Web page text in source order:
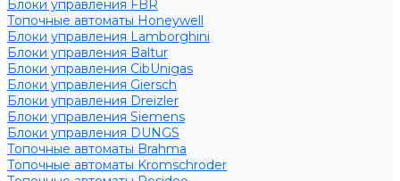
Блоки управления FBR
Топочные автоматы Honeywell
Блоки управления Lamborghini
Блоки управления Baltur
Блоки управления CibUnigas
Блоки управления Giersch
Блоки управления Dreizler
Блоки управления Siemens
Блоки управления DUNGS
Топочные автоматы Brahma
Топочные автоматы Kromschroder